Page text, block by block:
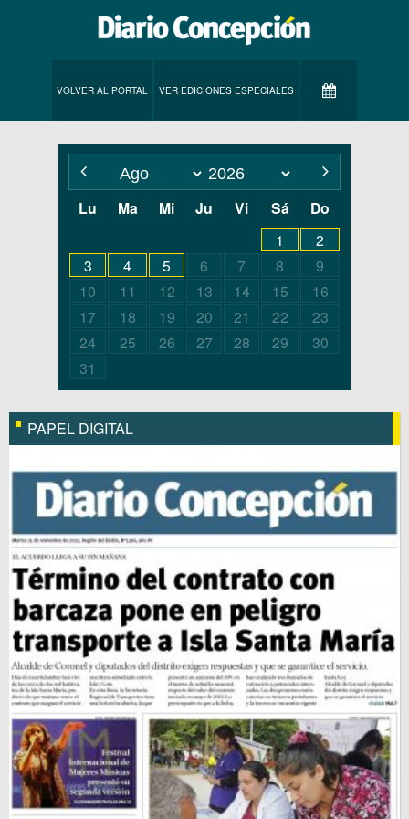
VOLVER AL PORTAL VER EDICIONES ESPECIALES
Lu Ma Mi Ju Vi Sá Do
1
2
3
4 5 6 7 8
9
10
11 12 13 14 15
16
17
18 19 20 21 22
23
24
25 26 27 28 29
30
31
PAPEL DIGITAL